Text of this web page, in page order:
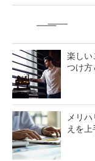
楽し
つけ方
メリ
えを